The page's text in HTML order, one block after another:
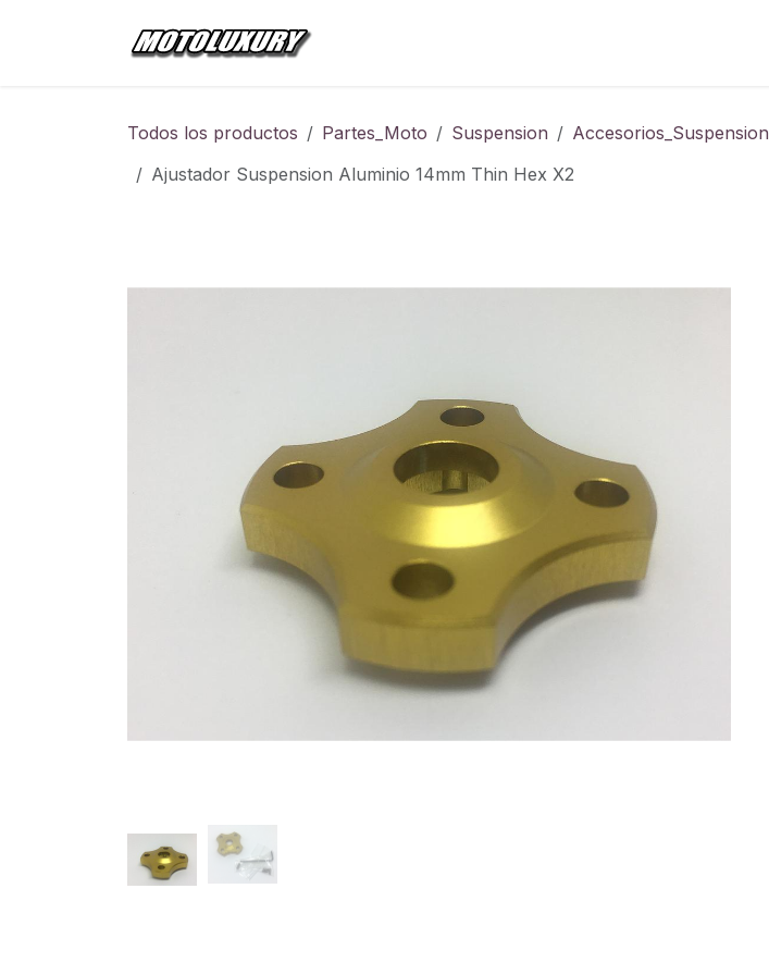
Todos los productos Partes_Moto Suspension Accesorios_Suspension
Ajustador Suspension Aluminio 14mm Thin Hex X2